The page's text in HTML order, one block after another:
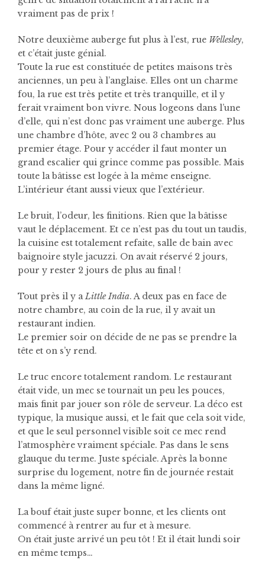
vraiment pas de prix !
Notre deuxième auberge fut plus à l’est, rue Wellesley,
et c’était juste génial.
Toute la rue est constituée de petites maisons très
anciennes, un peu à l’anglaise. Elles ont un charme
fou, la rue est très petite et très tranquille, et il y
ferait vraiment bon vivre. Nous logeons dans l’une
d’elle, qui n’est donc pas vraiment une auberge. Plus
une chambre d’hôte, avec 2 ou 3 chambres au
premier étage. Pour y accéder il faut monter un
grand escalier qui grince comme pas possible. Mais
toute la bâtisse est logée à la même enseigne.
L’intérieur étant aussi vieux que l’extérieur.
Le bruit, l’odeur, les finitions. Rien que la bâtisse
vaut le déplacement. Et ce n’est pas du tout un taudis,
la cuisine est totalement refaite, salle de bain avec
baignoire style jacuzzi. On avait réservé 2 jours,
pour y rester 2 jours de plus au final !
Tout près il y aLittle India. A deux pas en face de
notre chambre, au coin de la rue, il y avait un
restaurant indien.
Le premier soir on décide de ne pas se prendre la
tête et on s’y rend.
Le truc encore totalement random. Le restaurant
était vide, un mec se tournait un peu les pouces,
mais finit par jouer son rôle de serveur. La déco est
typique, la musique aussi, et le fait que cela soit vide,
et que le seul personnel visible soit ce mec rend
l’atmosphère vraiment spéciale. Pas dans le sens
glauque du terme. Juste spéciale. Après la bonne
surprise du logement, notre fin de journée restait
dans la même ligné.
La bouf était juste super bonne, et les clients ont
commencé à rentrer au fur et à mesure.
On était juste arrivé un peu tôt ! Et il était lundi soir
en même temps…